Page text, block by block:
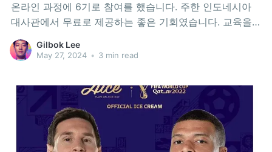
온라인 과정에 6기로 참여를 했습니다. 주한 인도네시아
대사관에서 무료로 제공하는 좋은 기회였습니다. 교육을
모두 마친 후에 교육 수료 조건으로 인도네시아어 경연대
회를 참가하도록 되어 있었습니다. 노래, 시 낭독, 동화구
3-5분 내외의 영상으로 제출하면 심사를
Gilbok Lee
May 27, 2024 • 3 min read